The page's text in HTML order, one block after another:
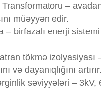
–
müəyyən edir.
– birfazalı enerji
tökmə izolyasiyası
və dayanıqlığını artırır.
səviyyələri – 3kV,